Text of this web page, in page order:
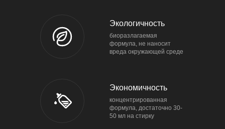
Экологичность
биоразлагаемая
формула, не наносит
вреда окружающей среде
Экономичность
концентрированная
формула, достаточно 30-
50 мл на стирку